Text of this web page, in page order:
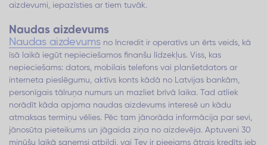
aizdevumi, iepazīsties ar tiem tuvāk.
Naudas aizdevums
Naudas aizdevums no Incredit ir operatīvs un ērts veids, kā
īsā laikā iegūt nepieciešamos finanšu līdzekļus. Viss, kas
nepieciešams: dators, mobilais telefons vai planšetdators ar
interneta pieslēgumu, aktīvs konts kādā no Latvijas bankām,
personīgais tālruņa numurs un mazliet brīvā laika. Tad atliek
norādīt kāda apjoma naudas aizdevums interesē un kādu
atmaksas termiņu vēlies. Pēc tam jānorāda informācija par sevi,
jānosūta pieteikums un jāgaida ziņa no aizdevēja. Aptuveni 30
minūšu laikā saņemsi atbildi, vai Tev ir pieejams ātrais kredīts jeb